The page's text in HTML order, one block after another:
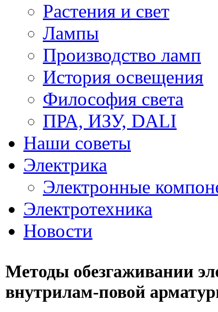
Растения и свет
Лампы
Производство ламп
История освещения
Философия света
ПРА, ИЗУ, DALI
Наши советы
Электрика
Электронные
Электротехника
Новости
Методы обезгаживании
внутрилам-повой